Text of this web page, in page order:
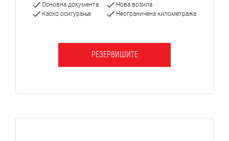
Основна документа
Каско осигурање
Нова возила
Неограничена километража
РЕЗЕРВИШИТЕ